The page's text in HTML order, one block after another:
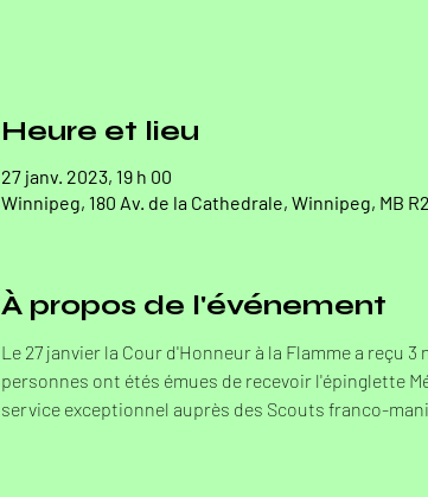
Heure et lieu
27 janv. 2023, 19 h 00
Winnipeg, 180 Av. de la Cathedrale, Winnipeg, MB
À propos de l'événement
Le 27 janvier la Cour d'Honneur à la Flamme a reçu
personnes ont étés émues de recevoir l'épinglette
service exceptionnel auprès des Scouts franco-